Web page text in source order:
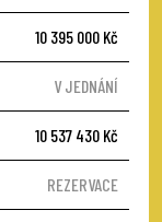
10 395 000 Kč
V JEDNÁNÍ
10 537 430 Kč
REZERVACE